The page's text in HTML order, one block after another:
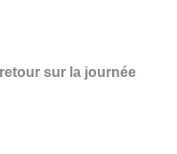
sur la journée